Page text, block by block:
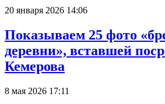
20 января 2026 14:06
Показываем 25 фото
деревни», вставшей
Кемерова
8 мая 2026 17:11